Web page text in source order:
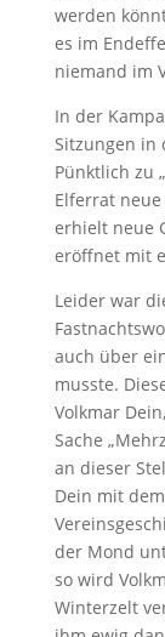
werden
es im
niemand im
In der
Sitzungen in
Pünktlich zu
Elferrat
erhielt neue
eröffnet mit
Leider war
auch über
musste.
Volkmar
Sache
an dieser
Dein mit
der Mond
so wird
Winterzelt